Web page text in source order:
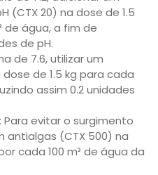
(CTX 20) na dose de 1.5
de água, a fim de
de pH.
de 7.6, utilizar um
de 1.5 kg para cada
assim 0.2 unidades
: Para evitar o surgimento
antialgas (CTX 500) na
cada 100 m³ de água da